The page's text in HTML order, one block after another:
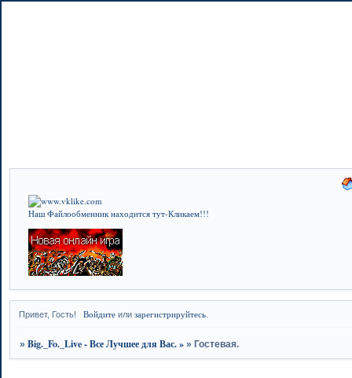
Наш Файлообменник находится тут-Кликаем!!!
Привет, Гость! Войдитеили зарегистрируйтесь.
»Big._Fo._Live - Все Лучшее для Вас. » »Гостевая.